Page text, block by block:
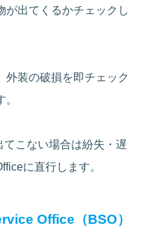
が出てくるかチェックし
外装の破損を即チェック
てこない場合は紛失・遅
に直行します。
Office（BSO）